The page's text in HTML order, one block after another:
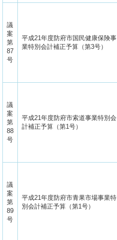
議
案
第
87
号
平成21年度防府市国民健康保険事
業特別会計補正予算（第3号）
議
案
第
88
号
平成21年度防府市索道事業特別会
計補正予算（第1号）
議
案
第
89
号
平成21年度防府市青果市場事業特
別会計補正予算（第1号）